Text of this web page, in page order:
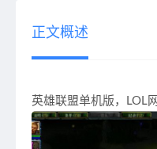
正文概述
英雄联盟单机版，LOL